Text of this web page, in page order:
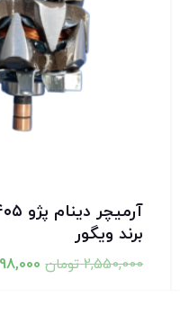
برند ویگور
2,550,000 تومان